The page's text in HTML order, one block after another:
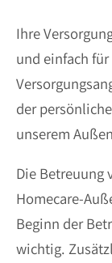
Ihre
und einfach
der
unserem
Die Betreuung
Homecare-
Beginn der
wichtig.